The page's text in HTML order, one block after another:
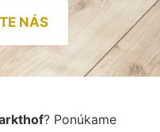
NÁS
? Ponúkame